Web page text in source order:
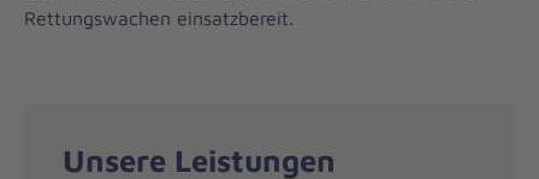
Rettungswachen einsatzbereit.
Unsere Leistungen